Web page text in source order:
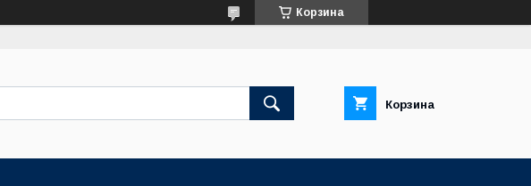
Корзина
Корзина